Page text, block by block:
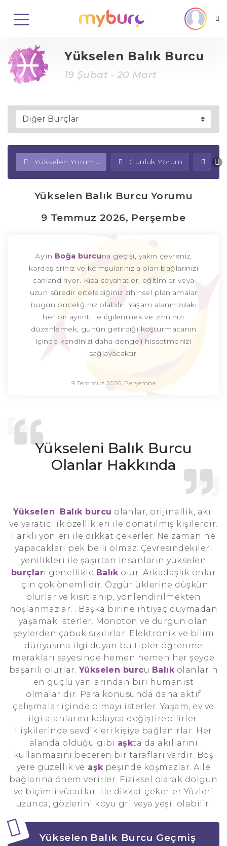
Yükselen Balık Burcu
19 Şubat - 20 Mart
Yükselen Yorumu Günlük Yorum
Yükselen Balık Burcu Yorumu
9 Temmuz 2026, Perşembe
Ay'ın Boğa burcuna geçişi, yakın çevreniz,
kardeşleriniz ve komşularınızla olan bağlarınızı
canlandırıyor. Kısa seyahatler, eğitimler veya
uzun süredir ertelediğiniz zihinsel planlamalar
bugün önceliğiniz olabilir. Yaşam alanınızdaki
her bir ayrıntı ile ilgilenmek ve zihninizi
düzenlemek, günün getirdiği koşturmacanın
içinde kendinizi daha dengeli hissetmenizi
sağlayacaktır.
9 Temmuz 2026, Perşembe
Yükseleni Balık Burcu
Olanlar Hakkında
Yükseleni Balık burcu olanlar, orijinallik, akıl
ve yaratıcılık özellikleri ile donatılmış kişilerdir.
Farklı yönleri ile dikkat çekerler. Ne zaman ne
yapacakları pek belli olmaz. Çevresindekileri
yenilikleri ile şaşırtan insanların yükselen
burçları genellikle Balıkolur. Arkadaşlık onlar
için çok önemlidir. Özgürlüklerine düşkün
olurlar ve kısıtlanıp, yönlendirilmekten
hoşlanmazlar. . Başka birine ihtiyaç duymadan
yaşamak isterler. Monoton ve durgun olan
şeylerden çabuk sıkılırlar. Elektronik ve bilim
dünyasına ilgi duyan bu tipler öğrenme
merakları sayesinde hemen hemen her şeyde
başarılı olurlar. Yükselen burcu Balıkolanların
en güçlü yanlarından biri hümanist
olmalarıdır. Para konusunda daha aktif
çalışmalar içinde olmayı isterler. Yaşam, ev ve
ilgi alanlarını kolayca değiştirebilirler.
İlişkilerinde sevdikleri kişiye bağlanırlar. Her
alanda olduğu gibi aşkta da akıllarını
kullanmasını beceren bir tarafları vardır. Boş
yere güzellik ve aşkpeşinde koşmazlar. Aile
bağlarına önem verirler. Fiziksel olarak dolgun
ve biçimli vücutları ile dikkat çekerler Yüzleri
uzunca, gözlerini koyu gri veya yeşil olabilir.
Yükselen Balık Burcu Geçmiş